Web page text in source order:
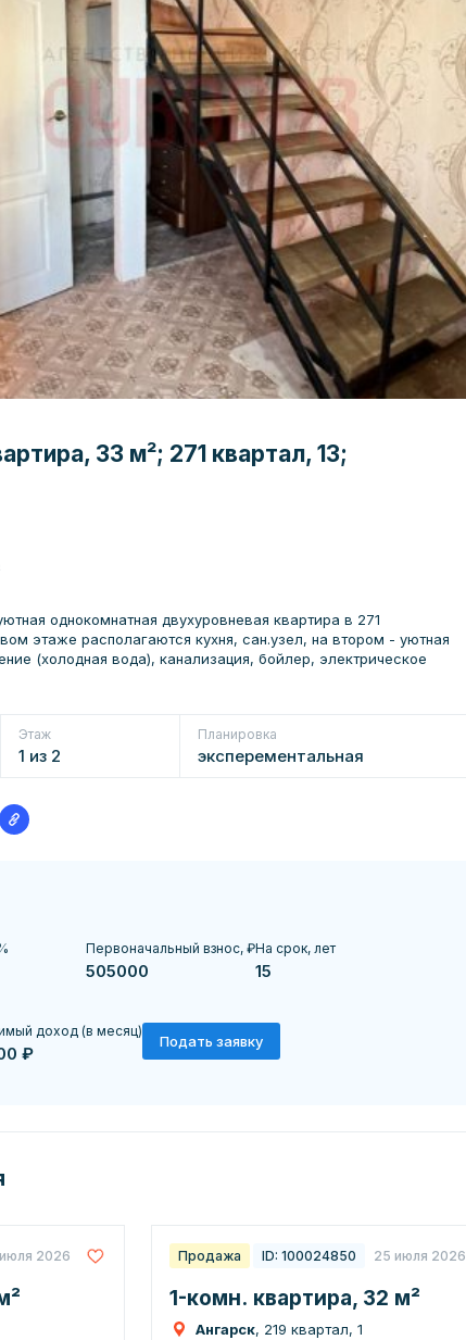
33 м²; 271 квартал, 13;
однокомнатная двухуровневая квартира в 271
этаже располагаются кухня, сан.узел, на втором - уютная
(холодная вода), канализация, бойлер, электрическое
Этаж
1 из 2
Планировка
эксперементальная
Первоначальный взнос, ₽На срок, лет
доход (в месяц)
₽
Подать заявку
2026 Продажа ID: 100024850 25 июля 2026
1-комн. квартира, 32 м²
Ангарск, 219 квартал, 1